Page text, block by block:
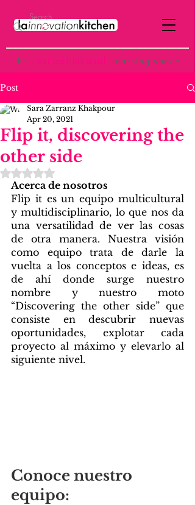
the ost-institutional learning space
Post
Flip it, discovering the
other side
Sara Zarranz Khakpour
Apr 20, 2021
Rated NaN out of 5 stars.
Acerca de nosotros
Flip it es un equipo multicultural
y multidisciplinario, lo que nos da
una versatilidad de ver las cosas
de otra manera. Nuestra visión
como equipo trata de darle la
vuelta a los conceptos e ideas, es
de ahí donde surge nuestro
nombre y nuestro moto
“Discovering the other side” que
consiste en descubrir nuevas
oportunidades, explotar cada
proyecto al máximo y elevarlo al
siguiente nivel.
Conoce nuestro
equipo: